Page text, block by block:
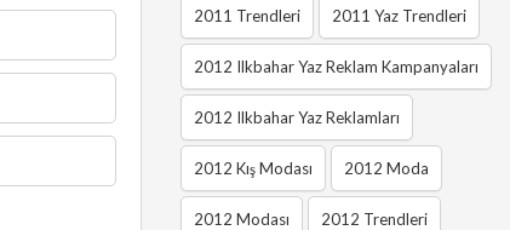
2011 Trendleri 2011 Yaz Trendleri
2012 Ilkbahar Yaz Reklam Kampanyaları
2012 Ilkbahar Yaz Reklamları
2012 Kış Modası 2012 Moda
2012 Modası 2012 Trendleri